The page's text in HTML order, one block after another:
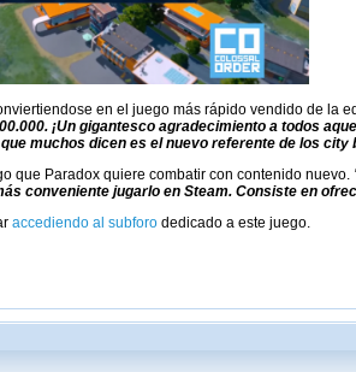
en el juego más rápido vendido de la
¡Un gigantesco agradecimiento a todos
muchos dicen es el nuevo referente de los city
que Paradox quiere combatir con contenido nuevo.
conveniente jugarlo en Steam. Consiste en
accediendo al subforodedicado a este juego.